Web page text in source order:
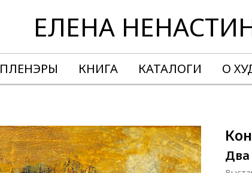
ЕЛЕНА
ПЛЕНЭРЫ КНИГА КАТАЛОГИ О
Два